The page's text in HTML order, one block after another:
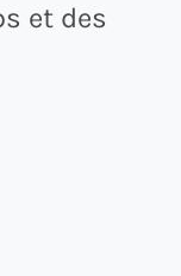
et des